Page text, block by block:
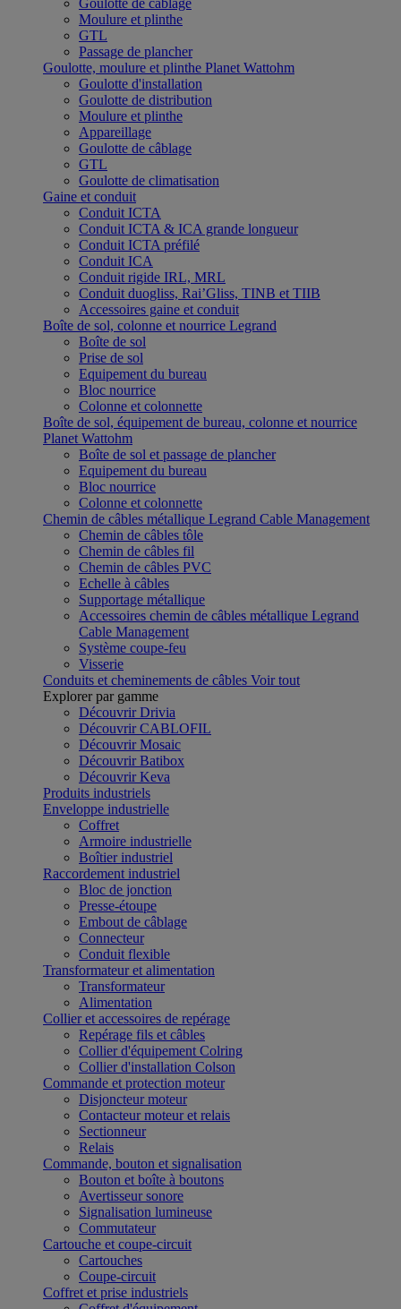
Goulotte de câblage
Moulure et plinthe
GTL
Passage de plancher
Goulotte, moulure et plinthe Planet Wattohm
Goulotte d'installation
Goulotte de distribution
Moulure et plinthe
Appareillage
Goulotte de câblage
GTL
Goulotte de climatisation
Gaine et conduit
Conduit ICTA
Conduit ICTA & ICA grande longueur
Conduit ICTA préfilé
Conduit ICA
Conduit rigide IRL, MRL
Conduit duogliss, Rai’Gliss, TINB et TIIB
Accessoires gaine et conduit
Boîte de sol, colonne et nourrice Legrand
Boîte de sol
Prise de sol
Equipement du bureau
Bloc nourrice
Colonne et colonnette
Boîte de sol, équipement de bureau, colonne et nourrice
Planet Wattohm
Boîte de sol et passage de plancher
Equipement du bureau
Bloc nourrice
Colonne et colonnette
Chemin de câbles métallique Legrand Cable Management
Chemin de câbles tôle
Chemin de câbles fil
Chemin de câbles PVC
Echelle à câbles
Supportage métallique
Accessoires chemin de câbles métallique Legrand
Cable Management
Système coupe-feu
Visserie
Conduits et cheminements de câbles Voir tout
Explorer par gamme
Découvrir Drivia
Découvrir CABLOFIL
Découvrir Mosaic
Découvrir Batibox
Découvrir Keva
Produits industriels
Enveloppe industrielle
Coffret
Armoire industrielle
Boîtier industriel
Raccordement industriel
Bloc de jonction
Presse-étoupe
Embout de câblage
Connecteur
Conduit flexible
Transformateur et alimentation
Transformateur
Alimentation
Collier et accessoires de repérage
Repérage fils et câbles
Collier d'équipement Colring
Collier d'installation Colson
Commande et protection moteur
Disjoncteur moteur
Contacteur moteur et relais
Sectionneur
Relais
Commande, bouton et signalisation
Bouton et boîte à boutons
Avertisseur sonore
Signalisation lumineuse
Commutateur
Cartouche et coupe-circuit
Cartouches
Coupe-circuit
Coffret et prise industriels